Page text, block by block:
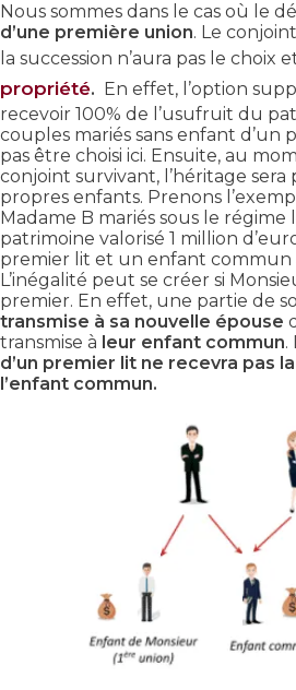
Nous sommes dans le cas où le
d’une première union. Le
la succession n’aura pas le choix
propriété.
En effet, l’option
recevoir 100% de l’usufruit du
couples mariés sans enfant d’un
pas être choisi ici. Ensuite, au
conjoint survivant, l’héritage sera
propres enfants. Prenons
Madame B mariés sous le
patrimoine valorisé 1 million
premier lit et un enfant commun
L’inégalité peut se créer si
premier. En effet, une partie de
transmise à sa nouvelle épouse
transmise à leur enfant commun.
d’un premier lit ne recevra pas
l’enfant commun.